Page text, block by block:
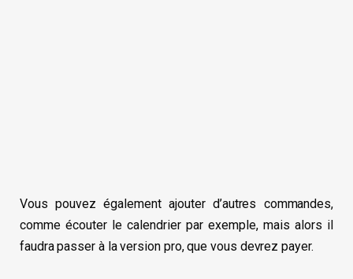
Vous pouvez également ajouter d’autres commandes,
comme écouter le calendrier par exemple, mais alors il
faudra passer à la version pro, que vous devrez payer.